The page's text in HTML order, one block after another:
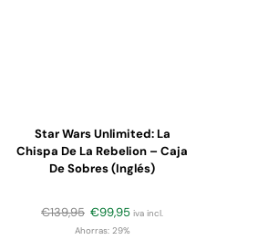
Star Wars Unlimited: La
Chispa De La Rebelion – Caja
De Sobres (inglés)
€139,95 €99,95 iva incl.
Ahorras:29%